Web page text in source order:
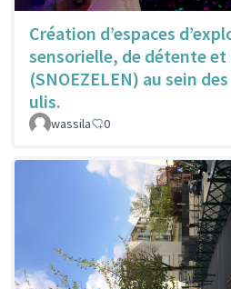
Création d’espaces
sensorielle, de détente et
(SNOEZELEN) au sein
ulis.
wassila 0